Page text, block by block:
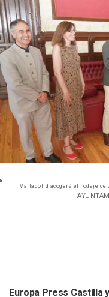
Valladolid acogerá el rodaje de
-
Europa Press Castilla